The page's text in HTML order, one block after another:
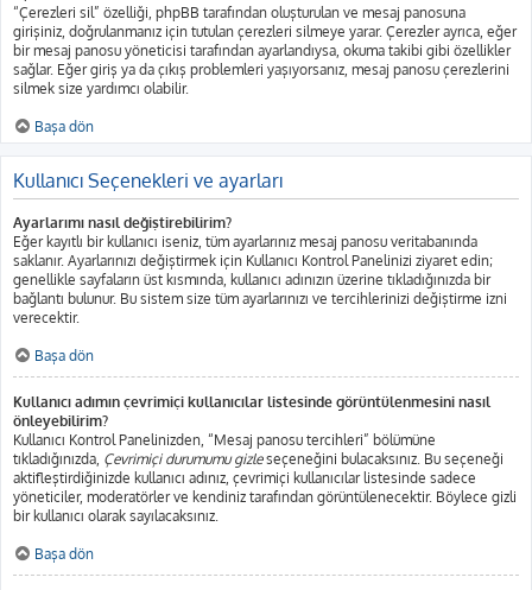
“Çerezleri sil” özelliği, phpBB tarafından oluşturulan ve mesaj panosuna
girişiniz, doğrulanmanız için tutulan çerezleri silmeye yarar. Çerezler ayrıca, eğer
bir mesaj panosu yöneticisi tarafından ayarlandıysa, okuma takibi gibi özellikler
sağlar. Eğer giriş ya da çıkış problemleri yaşıyorsanız, mesaj panosu çerezlerini
silmek size yardımcı olabilir.
Başa dön
Kullanıcı Seçenekleri ve ayarları
Ayarlarımı nasıl değiştirebilirim?
Eğer kayıtlı bir kullanıcı iseniz, tüm ayarlarınız mesaj panosu veritabanında
saklanır. Ayarlarınızı değiştirmek için Kullanıcı Kontrol Panelinizi ziyaret edin;
genellikle sayfaların üst kısmında, kullanıcı adınızın üzerine tıkladığınızda bir
bağlantı bulunur. Bu sistem size tüm ayarlarınızı ve tercihlerinizi değiştirme izni
verecektir.
Başa dön
Kullanıcı adımın çevrimiçi kullanıcılar listesinde görüntülenmesini nasıl
önleyebilirim?
Kullanıcı Kontrol Panelinizden, “Mesaj panosu tercihleri” bölümüne
tıkladığınızda, Çevrimiçi durumumu gizleseçeneğini bulacaksınız. Bu seçeneği
aktifleştirdiğinizde kullanıcı adınız, çevrimiçi kullanıcılar listesinde sadece
yöneticiler, moderatörler ve kendiniz tarafından görüntülenecektir. Böylece gizli
bir kullanıcı olarak sayılacaksınız.
Başa dön